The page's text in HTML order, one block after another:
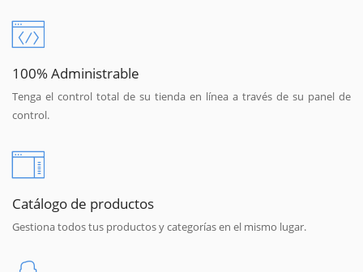
100% Administrable
Tenga el control total de su tienda en línea a través de su panel de
control.
Catálogo de productos
Gestiona todos tus productos y categorías en el mismo lugar.